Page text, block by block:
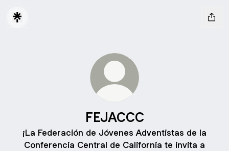
FEJACCC
¡La Federación de Jóvenes Adventistas de la
Conferencia Central de California te invita a